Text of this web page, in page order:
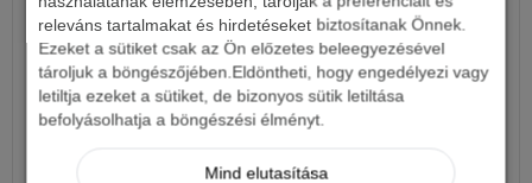
releváns tartalmakat és hirdetéseket biztosítanak Önnek.
Ezeket a sütiket csak az Ön előzetes beleegyezésével
tároljuk a böngészőjében.Eldöntheti, hogy engedélyezi vagy
letiltja ezeket a sütiket, de bizonyos sütik letiltása
befolyásolhatja a böngészési élményt.
Mind elutasítása